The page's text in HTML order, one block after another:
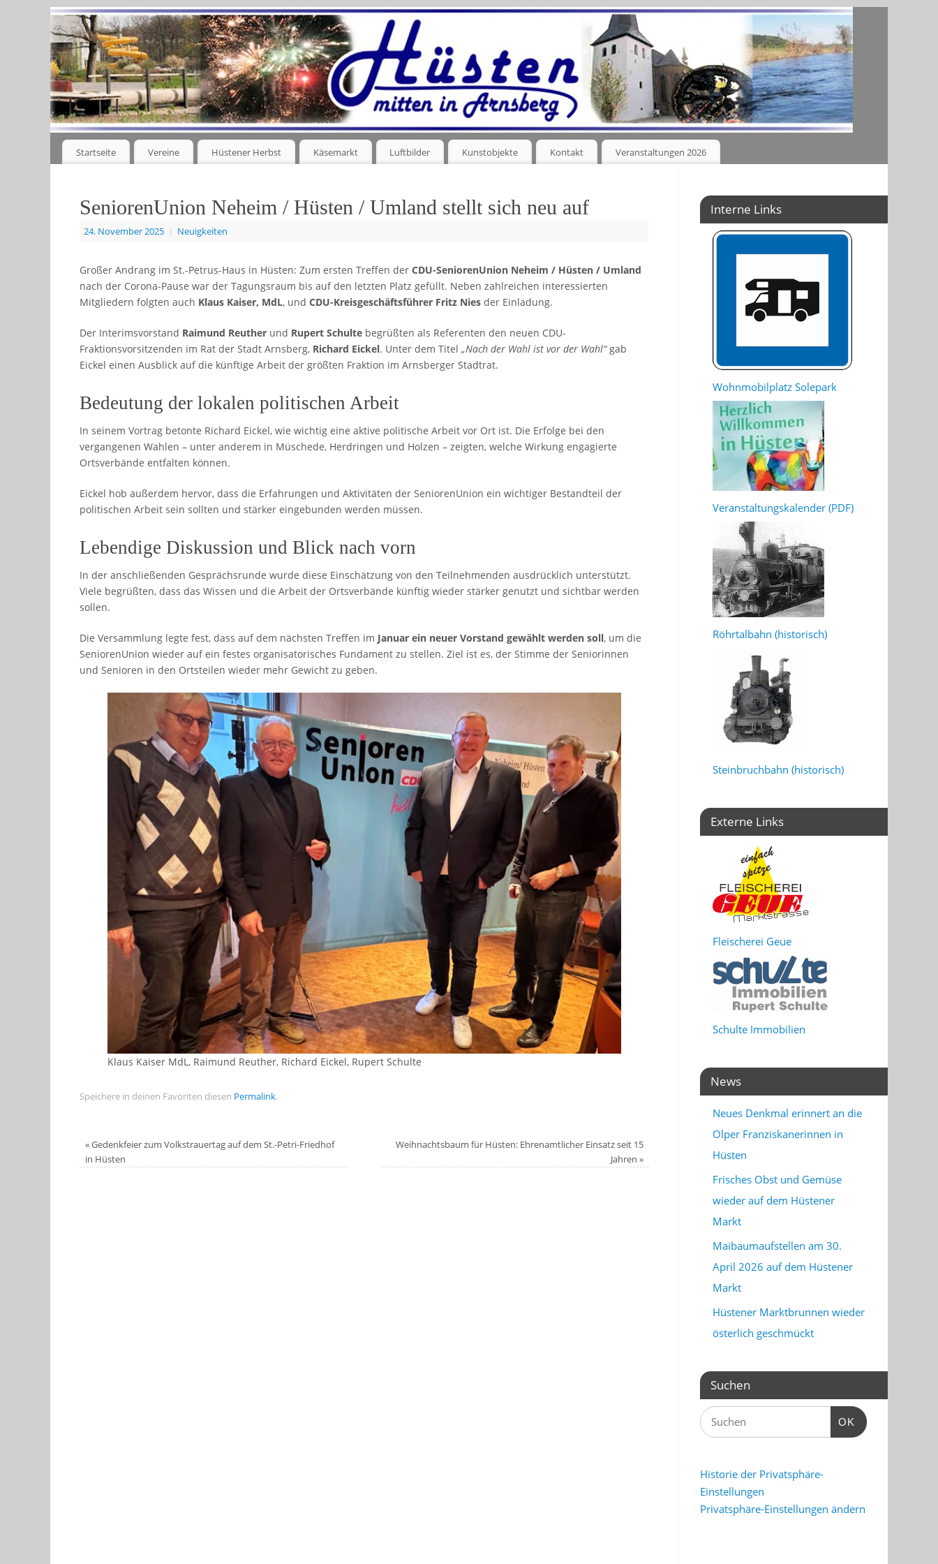
Startseite Vereine Hüstener Herbst Käsemarkt Luftbilder Kunstobjekte Kontakt Veranstaltungen 2026
SeniorenUnion Neheim / Hüsten / Umland stellt sich neu auf
24. November 2025 | Neuigkeiten
Großer Andrang im St.-Petrus-Haus in Hüsten: Zum ersten Treffen der CDU-SeniorenUnion Neheim / Hüsten / Umland
nach der Corona-Pause war der Tagungsraum bis auf den letzten Platz gefüllt. Neben zahlreichen interessierten
Mitgliedern folgten auch Klaus Kaiser, MdL, und CDU-Kreisgeschäftsführer Fritz Nies der Einladung.
Der Interimsvorstand Raimund Reuther und Rupert Schulte begrüßten als Referenten den neuen CDU-
Fraktionsvorsitzenden im Rat der Stadt Arnsberg, Richard Eickel. Unter dem Titel „Nach der Wahl ist vor der Wahl“gab
Eickel einen Ausblick auf die künftige Arbeit der größten Fraktion im Arnsberger Stadtrat.
Bedeutung der lokalen politischen Arbeit
In seinem Vortrag betonte Richard Eickel, wie wichtig eine aktive politische Arbeit vor Ort ist. Die Erfolge bei den
vergangenen Wahlen – unter anderem in Müschede, Herdringen und Holzen – zeigten, welche Wirkung engagierte
Ortsverbände entfalten können.
Eickel hob außerdem hervor, dass die Erfahrungen und Aktivitäten der SeniorenUnion ein wichtiger Bestandteil der
politischen Arbeit sein sollten und stärker eingebunden werden müssen.
Lebendige Diskussion und Blick nach vorn
In der anschließenden Gesprächsrunde wurde diese Einschätzung von den Teilnehmenden ausdrücklich unterstützt.
Viele begrüßten, dass das Wissen und die Arbeit der Ortsverbände künftig wieder stärker genutzt und sichtbar werden
sollen.
Die Versammlung legte fest, dass auf dem nächsten Treffen im Januar ein neuer Vorstand gewählt werden soll, um die
SeniorenUnion wieder auf ein festes organisatorisches Fundament zu stellen. Ziel ist es, der Stimme der Seniorinnen
und Senioren in den Ortsteilen wieder mehr Gewicht zu geben.
Klaus Kaiser MdL, Raimund Reuther, Richard Eickel, Rupert Schulte
Speichere in deinen Favoriten diesen Permalink.
«Gedenkfeier zum Volkstrauertag auf dem St.-Petri-Friedhof
in Hüsten
Weihnachtsbaum für Hüsten: Ehrenamtlicher Einsatz seit 15
Jahren »
Interne Links
Wohnmobilplatz Solepark
Veranstaltungskalender (PDF)
Röhrtalbahn (historisch)
Steinbruchbahn (historisch)
Externe Links
Fleischerei Geue
Schulte Immobilien
News
Neues Denkmal erinnert an die
Olper Franziskanerinnen in
Hüsten
Frisches Obst und Gemüse
wieder auf dem Hüstener
Markt
Maibaumaufstellen am 30.
April 2026 auf dem Hüstener
Markt
Hüstener Marktbrunnen wieder
österlich geschmückt
Suchen
OK
Historie der Privatsphäre-
Einstellungen
Privatsphäre-Einstellungen ändern